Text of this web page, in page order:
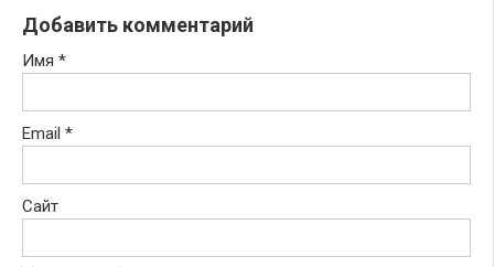
Добавить комментарий
Имя *
Email *
Сайт